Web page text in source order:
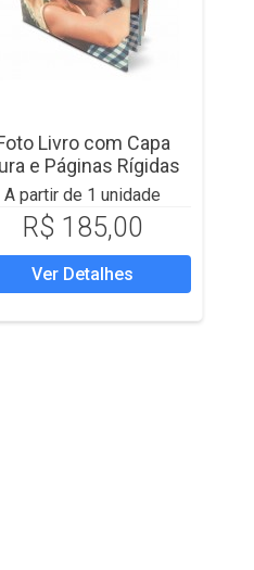
Livro com Capa
e Páginas Rígidas
A partir de 1 unidade
R$ 185,00
Ver Detalhes